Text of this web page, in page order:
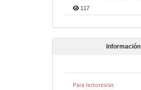
117
Información
Para lectores/as